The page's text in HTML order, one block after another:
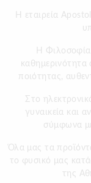
Η εταιρεία
H
ποιότητας,
Στο
γυναικεία και
σύμφωνα με
Όλα μας τα
το φυσικό μας
της